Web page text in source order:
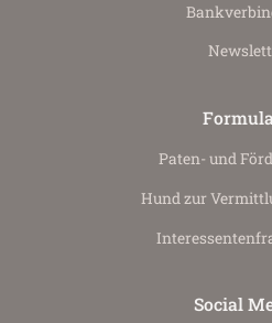
Paten- und
Hund zur
Social